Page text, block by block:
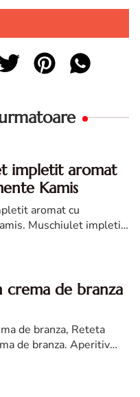
impletit aromat
Kamis
aromat cu
Muschiulet impletit
crema de branza
de branza, Reteta
de branza. Aperitiv